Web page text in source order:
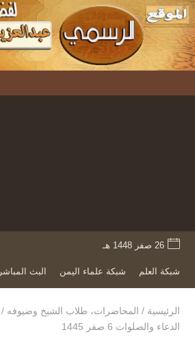
26 صفر 1448 هـ
شبكة العلم شبكة علماء اليمن البث المباشر
الرئيسية / المحاضرات، طلاب الشيخ وضيوفه /
الدعاء والصلوات 6 صفر 1445